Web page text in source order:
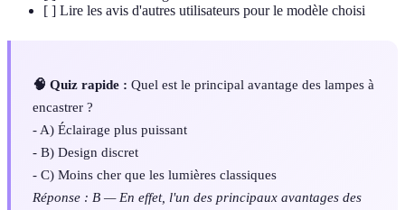
[ ] Lire les avis d'autres utilisateurs pour le modèle choisi
🧠 Quiz rapide : Quel est le principal avantage des lampes à
encastrer ?
- A) Éclairage plus puissant
- B) Design discret
- C) Moins cher que les lumières classiques
Réponse : B — En effet, l'un des principaux avantages des